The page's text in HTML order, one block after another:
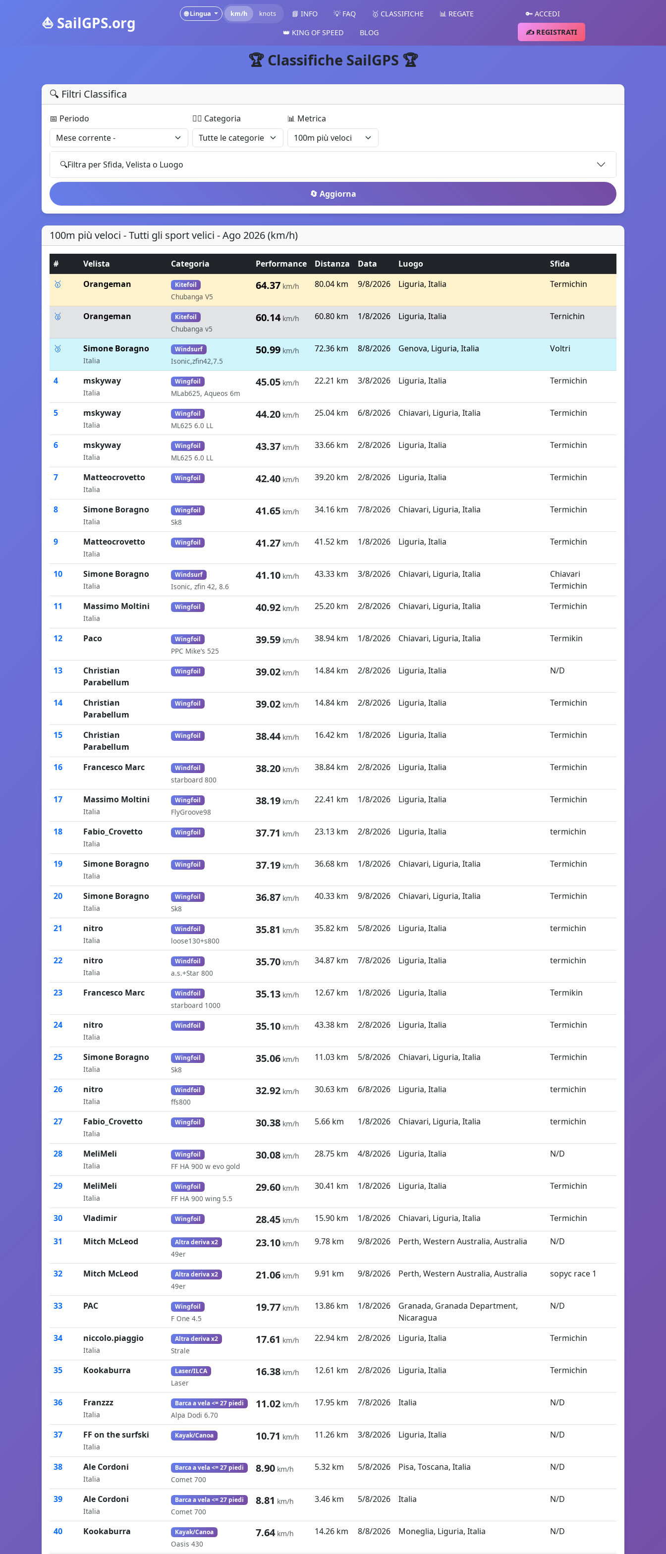
⛵ SailGPS.org 🌐Lingua km/h knots 📘 INFO 💡 FAQ 🥇 CLASSIFICHE
📊 REGATE
👑 KING OF SPEED
BLOG
🔑 ACCEDI
✍️ REGISTRATI
🏆 Classifiche SailGPS 🏆
🔍 Filtri Classifica
📅 Periodo 🏄‍♂️ Categoria 📊 Metrica
🔍Filtra per Sfida, Velista o Luogo
🔄 Aggiorna
100m più veloci - Tutti gli sport velici - Ago 2026 (km/h)
# Velista Categoria Performance Distanza Data Luogo
Sfida
🥇
Orangeman Kitefoil
Chubanga V5
64.37 km/h 80.04 km 9/8/2026 Liguria, Italia Termichin
🥈 Orangeman Kitefoil
Chubanga v5
60.14 km/h 60.80 km 1/8/2026 Liguria, Italia Ternichin
🥉 Simone Boragno
Italia
Windsurf
Isonic,zfin42,7.5
50.99 km/h 72.36 km 8/8/2026 Genova, Liguria, Italia Voltri
4 mskyway
Italia
Wingfoil
MLab625, Aqueos 6m
45.05 km/h 22.21 km 3/8/2026 Liguria, Italia Termichin
5 mskyway
Italia
Wingfoil
ML625 6.0 LL
44.20 km/h 25.04 km 6/8/2026 Chiavari, Liguria, Italia Termichin
6 mskyway
Italia
Wingfoil
ML625 6.0 LL
43.37 km/h 33.66 km 2/8/2026 Liguria, Italia Termichin
7 Matteocrovetto
Italia
Wingfoil 42.40 km/h 39.20 km 2/8/2026 Liguria, Italia Termichin
8 Simone Boragno
Italia
Wingfoil
Sk8
41.65 km/h 34.16 km 7/8/2026 Chiavari, Liguria, Italia Termichin
9 Matteocrovetto
Italia
Wingfoil 41.27 km/h 41.52 km 1/8/2026 Liguria, Italia Termichin
10 Simone Boragno
Italia
Windsurf
Isonic, zfin 42, 8.6
41.10 km/h 43.33 km 3/8/2026 Chiavari, Liguria, Italia
Chiavari
Termichin
11
Massimo Moltini
Italia
Wingfoil 40.92 km/h 25.20 km 2/8/2026 Chiavari, Liguria, Italia Termichin
12 Paco Wingfoil
PPC Mike’s 525
39.59 km/h 38.94 km 1/8/2026 Chiavari, Liguria, Italia Termikin
13
Christian
Parabellum
Wingfoil 39.02 km/h 14.84 km 2/8/2026 Liguria, Italia N/D
14
Christian
Parabellum
Wingfoil 39.02 km/h 14.84 km 2/8/2026 Liguria, Italia Termichin
15
Christian
Parabellum
Wingfoil 38.44 km/h 16.42 km 1/8/2026 Liguria, Italia Termichin
16 Francesco Marc Windfoil
starboard 800
38.20 km/h 38.84 km 2/8/2026 Liguria, Italia Termichin
17 Massimo Moltini
Italia
Wingfoil
FlyGroove98
38.19 km/h 22.41 km 1/8/2026 Liguria, Italia Termichin
18 Fabio_Crovetto
Italia
Wingfoil 37.71 km/h 23.13 km 2/8/2026 Liguria, Italia termichin
19 Simone Boragno
Italia
Wingfoil 37.19 km/h 36.68 km 1/8/2026 Chiavari, Liguria, Italia Termichin
20 Simone Boragno
Italia
Wingfoil
Sk8
36.87 km/h 40.33 km 9/8/2026 Chiavari, Liguria, Italia Termichin
21 nitro
Italia
Windfoil
loose130+s800
35.81 km/h 35.82 km 5/8/2026 Liguria, Italia termichin
22 nitro
Italia
Windfoil
a.s.+Star 800
35.70 km/h 34.87 km 7/8/2026 Liguria, Italia termichin
23 Francesco Marc Windfoil
starboard 1000
35.13 km/h 12.67 km 1/8/2026 Liguria, Italia Termikin
24 nitro
Italia
Windfoil 35.10 km/h 43.38 km 2/8/2026 Liguria, Italia Termichin
25 Simone Boragno
Italia
Wingfoil
Sk8
35.06 km/h 11.03 km 5/8/2026 Chiavari, Liguria, Italia Termichin
26 nitro
Italia
Windfoil
ffs800
32.92 km/h 30.63 km 6/8/2026 Liguria, Italia termichin
27 Fabio_Crovetto
Italia
Wingfoil 30.38 km/h 5.66 km 1/8/2026 Chiavari, Liguria, Italia termichin
28 MeliMeli
Italia
Wingfoil
FF HA 900 w evo gold
30.08 km/h 28.75 km 4/8/2026 Liguria, Italia N/D
29 MeliMeli
Italia
Wingfoil
FF HA 900 wing 5.5
29.60 km/h 30.41 km 1/8/2026 Liguria, Italia Termichin
30 Vladimir Wingfoil 28.45 km/h 15.90 km 1/8/2026 Chiavari, Liguria, Italia Termichin
31 Mitch McLeod Altra deriva x2
49er
23.10 km/h 9.78 km 9/8/2026 Perth, Western Australia, Australia N/D
32 Mitch McLeod Altra deriva x2
49er
21.06 km/h 9.91 km 9/8/2026 Perth, Western Australia, Australia sopyc race 1
33 PAC Wingfoil
F One 4.5
19.77 km/h 13.86 km 1/8/2026
Granada, Granada Department,
Nicaragua
N/D
34 niccolo.piaggio
Italia
Altra deriva x2
Strale
17.61 km/h 22.94 km 2/8/2026 Liguria, Italia Termichin
35 Kookaburra Laser/ILCA
Laser
16.38 km/h 12.61 km 2/8/2026 Liguria, Italia Termichin
36 Franzzz
Italia
Barca a vela <= 27 piedi
Alpa Dodi 6.70
11.02 km/h 17.95 km 7/8/2026 Italia N/D
37 FF on the surfski
Italia
Kayak/Canoa 10.71 km/h 11.26 km 3/8/2026 Liguria, Italia N/D
38 Ale Cordoni
Italia
Barca a vela <= 27 piedi
Comet 700
8.90 km/h 5.32 km 5/8/2026 Pisa, Toscana, Italia N/D
39 Ale Cordoni
Italia
Barca a vela <= 27 piedi
Comet 700
8.81 km/h 3.46 km 5/8/2026 Italia N/D
40 Kookaburra Kayak/Canoa
Oasis 430
7.64 km/h 14.26 km 8/8/2026 Moneglia, Liguria, Italia N/D